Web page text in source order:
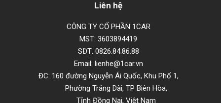
Liên hệ
CÔNG TY CỔ PHẦN 1CAR
MST: 3603894419
SĐT: 0826.84.86.88
Email: lienhe@1car.vn
ĐC: 160 đường Nguyễn Ái Quốc, Khu Phố 1,
Phường Trảng Dài, TP Biên Hòa,
Tỉnh Đồng Nai, Việt Nam